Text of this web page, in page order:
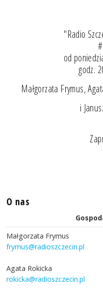
"Radio
od
godz.
Małgorzata Frymus,
i
O nas
Małgorzata Frymus
frymus@radioszczecin.pl
Agata Rokicka
rokicka@radioszczecin.pl